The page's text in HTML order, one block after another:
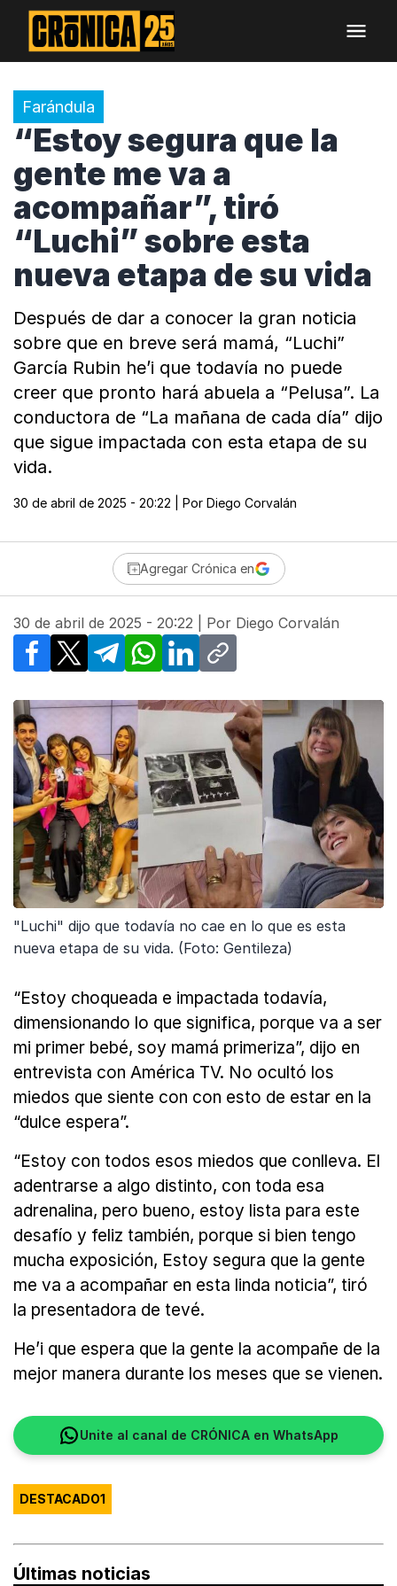
Farándula
“Estoy segura que la
gente me va a
acompañar”, tiró
“Luchi” sobre esta
nueva etapa de su vida
Después de dar a conocer la gran noticia
sobre que en breve será mamá, “Luchi”
García Rubin he’i que todavía no puede
creer que pronto hará abuela a “Pelusa”. La
conductora de “La mañana de cada día” dijo
que sigue impactada con esta etapa de su
vida.
30 de abril de 2025 - 20:22 | Por Diego Corvalán
Agregar Crónica en
30 de abril de 2025 - 20:22 | Por Diego Corvalán
Facebook
X TelegramWhatsApp
LinkedInCopy link
"Luchi" dijo que todavía no cae en lo que es esta
nueva etapa de su vida. (Foto: Gentileza)
“Estoy choqueada e impactada todavía,
dimensionando lo que significa, porque va a ser
mi primer bebé, soy mamá primeriza”, dijo en
entrevista con América TV. No ocultó los
miedos que siente con con esto de estar en la
“dulce espera”.
“Estoy con todos esos miedos que conlleva. El
adentrarse a algo distinto, con toda esa
adrenalina, pero bueno, estoy lista para este
desafío y feliz también, porque si bien tengo
mucha exposición, Estoy segura que la gente
me va a acompañar en esta linda noticia”, tiró
la presentadora de tevé.
He’i que espera que la gente la acompañe de la
mejor manera durante los meses que se vienen.
Unite al canal de CRÓNICA en WhatsApp
DESTACADO1
Últimas noticias